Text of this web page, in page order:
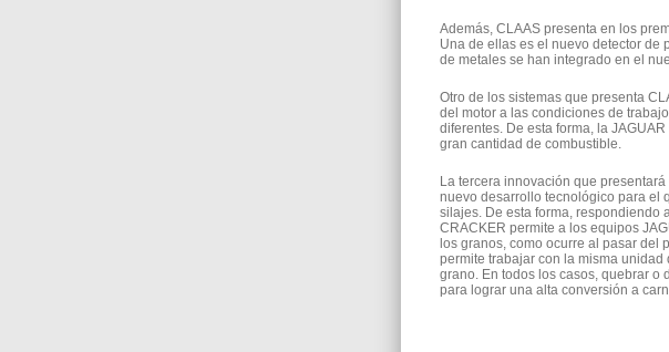
Además, CLAAS presenta en los
Una de ellas es el nuevo detector de
de metales se han integrado en el
Otro de los sistemas que presenta
del motor a las condiciones de
diferentes. De esta forma, la
gran cantidad de combustible.
La tercera innovación que
nuevo desarrollo tecnológico para el
silajes. De esta forma, respondiendo
CRACKER permite a los equipos
los granos, como ocurre al pasar del
permite trabajar con la misma
grano. En todos los casos, quebrar o
para lograr una alta conversión a